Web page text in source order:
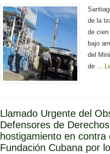
de la
de
bajo
del
de ...
Llamado Urgente del
Defensores de
hostigamiento en
Fundación Cubana por